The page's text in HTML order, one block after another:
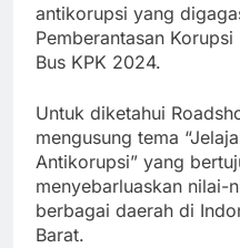
antikorupsi yang
Pemberantasan
Bus KPK 2024.
Untuk diketahui
mengusung tema
Antikorupsi” yang
menyebarluaskan nilai-
berbagai daerah di
Barat.